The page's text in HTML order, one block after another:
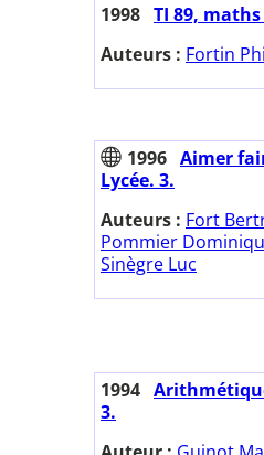
1998 TI 89,
Auteurs : Fortin
1996 Aimer
Lycée. 3.
Auteurs : Fort
Pommier
Sinègre Luc
1994
3.